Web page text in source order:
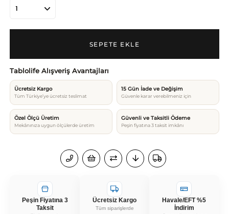
Tablolife Alışveriş Avantajları
Ücretsiz Kargo
Tüm Türkiye’ye ücretsiz teslimat
15 Gün İade ve Değişim
Güvenle karar verebilmeniz için
Özel Ölçü Üretim
Mekânınıza uygun ölçülerde üretim
Güvenli ve Taksitli Ödeme
Peşin fiyatına 3 taksit imkânı
Peşin Fiyatına 3
Taksit
Ücretsiz Kargo
Tüm siparişlerde
Havale/EFT %5
İndirim